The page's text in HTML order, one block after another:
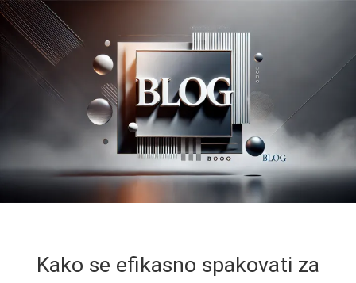
Kako se efikasno spakovati za